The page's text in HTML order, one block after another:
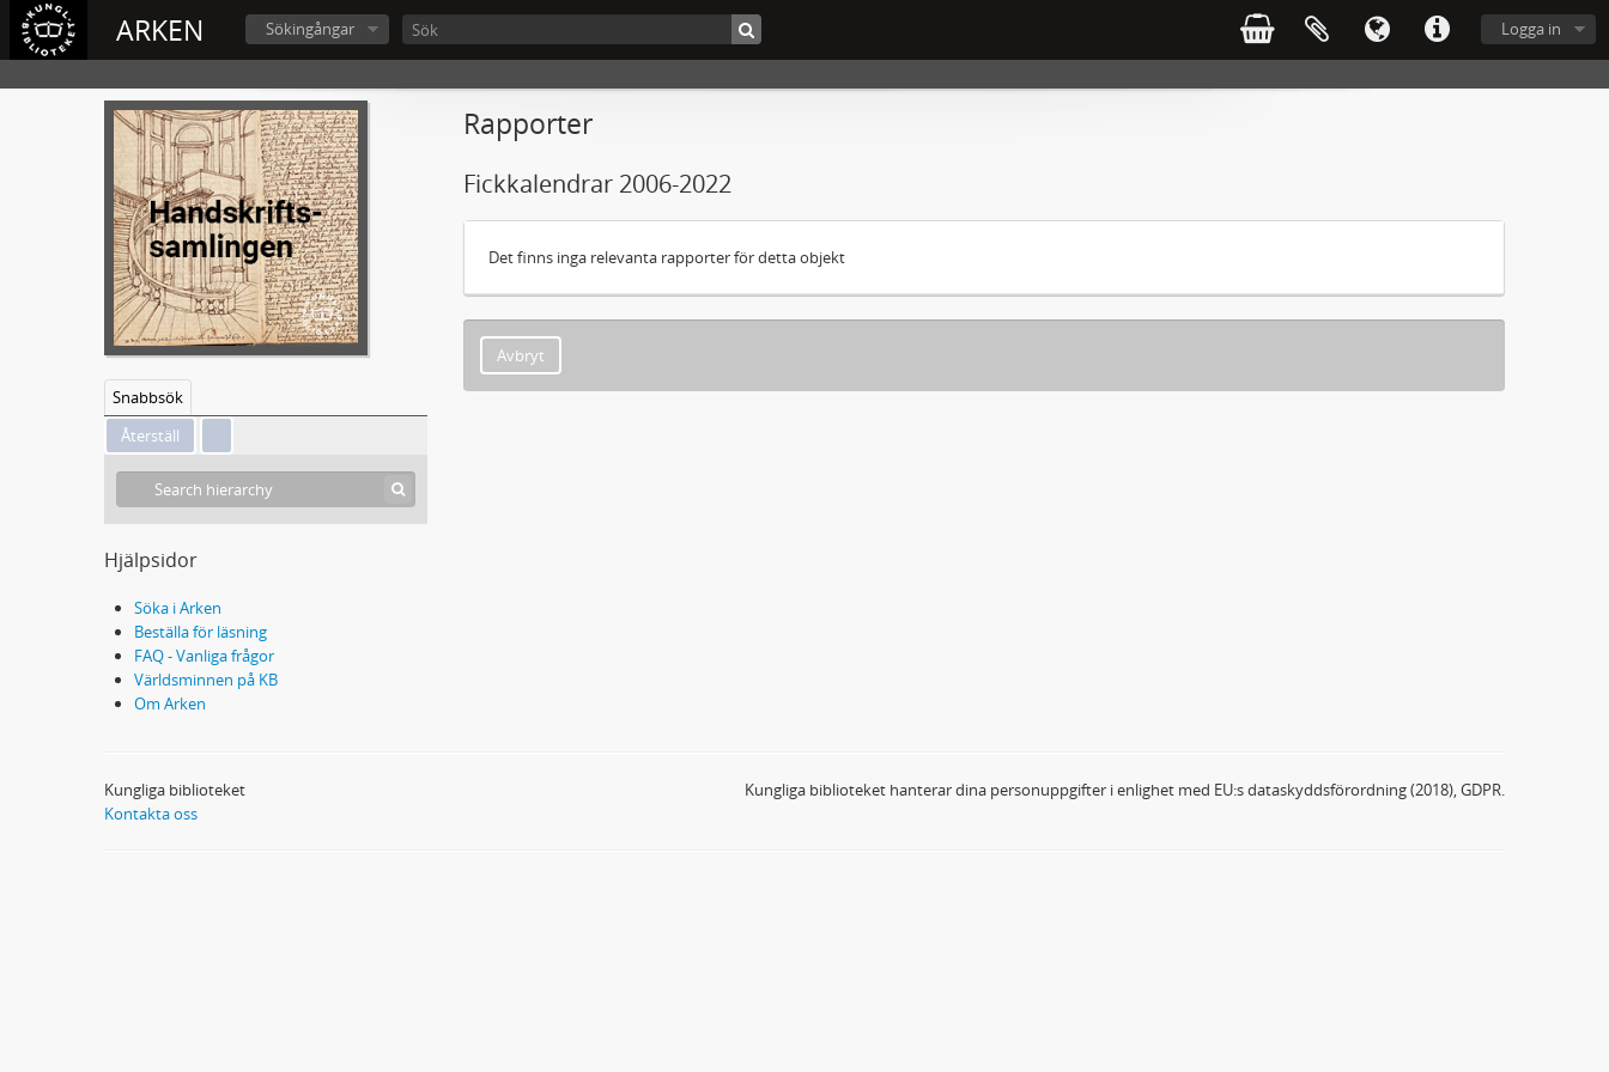
ARKEN Logga in
Sökingångar
Snabbsök
Hjälpsidor
Söka i Arken
Beställa för läsning
FAQ - Vanliga frågor
Världsminnen på KB
Om Arken
Rapporter
Fickkalendrar 2006-2022
Det finns inga relevanta rapporter för detta objekt
Avbryt
Kungliga biblioteket
Kontakta oss
Kungliga biblioteket hanterar dina personuppgifter i enlighet med EU:s dataskyddsförordning (2018), GDPR.